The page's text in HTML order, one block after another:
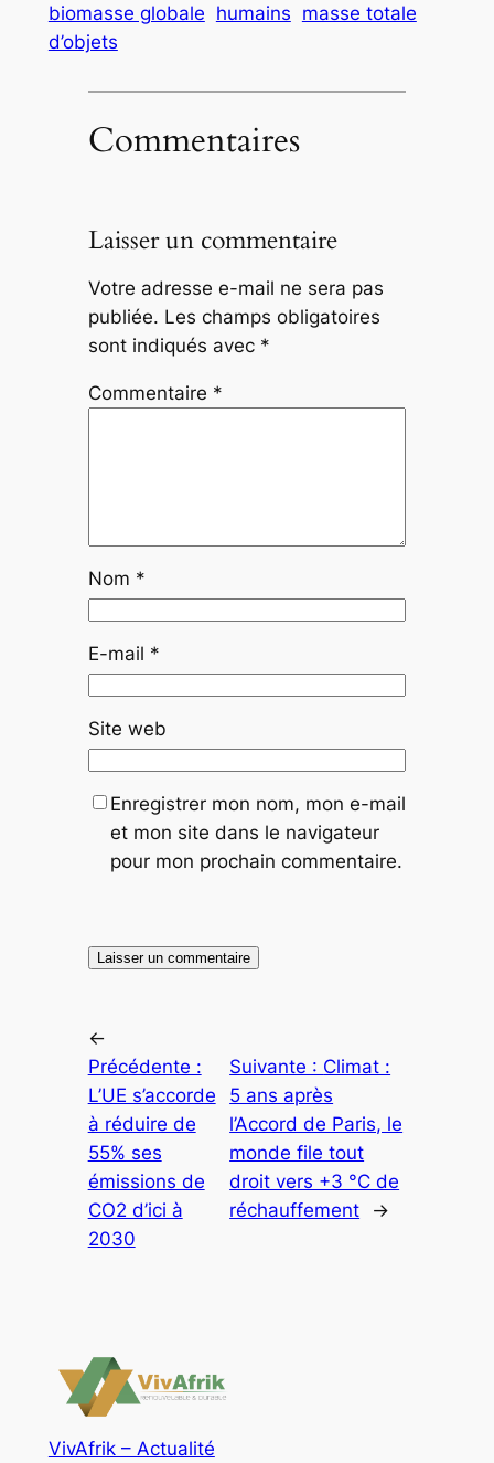
biomasse globale humains masse totale
d’objets
Commentaires
Laisser un commentaire
Votre adresse e-mail ne sera pas
publiée. Les champs obligatoires
sont indiqués avec *
Commentaire *
Nom *
E-mail *
Site web
Enregistrer mon nom, mon e-mail
et mon site dans le navigateur
pour mon prochain commentaire.
←
Précédente :
L’UE s’accorde
à réduire de
55% ses
émissions de
CO2 d’ici à
2030
Suivante : Climat :
5 ans après
l’Accord de Paris, le
monde file tout
droit vers +3 °C de
réchauffement
→
VivAfrik – Actualité